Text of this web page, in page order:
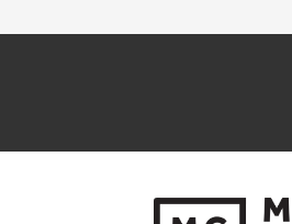
PRZEJDŹ
PRZEJDŹ